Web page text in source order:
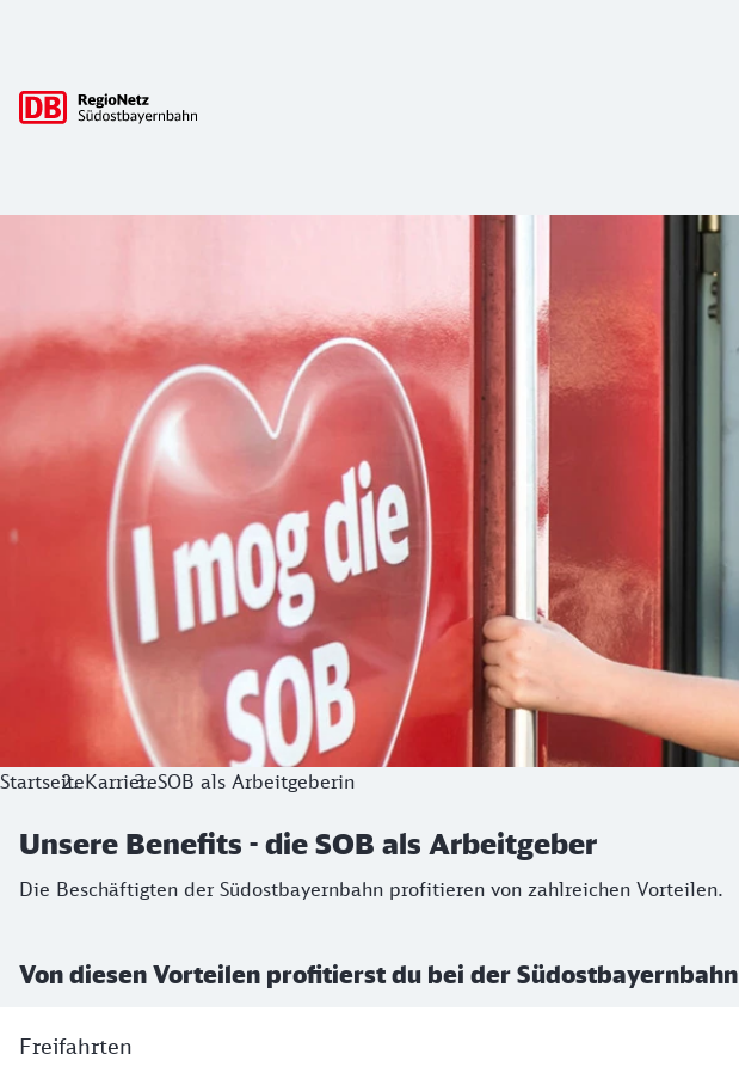
Unsere Benefits - die SOB als Arbeitgeber
Die Beschäftigten der Südostbayernbahn profitieren von zahlreichen Vorteilen.
StartseiteKarriereSOB als Arbeitgeberin
Unsere Benefits - die SOB als Arbeitgeber
Die Beschäftigten der Südostbayernbahn profitieren von zahlreichen Vorteilen.
Von diesen Vorteilen profitierst du bei der Südostbayernbahn
Freifahrten